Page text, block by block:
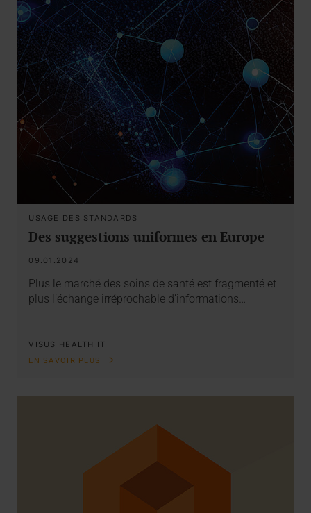
USAGE DES STANDARDS
Des suggestions uniformes en Europe
09.01.2024
Plus le marché des soins de santé est fragmenté et
plus l’échange irréprochable d’informations…
VISUS HEALTH IT
EN SAVOIR PLUS